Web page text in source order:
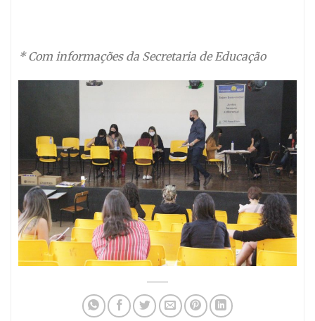
* Com informações da Secretaria de Educação